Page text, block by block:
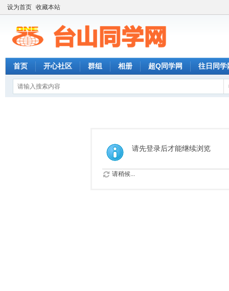
设为首页 收藏本站
首页 开心社区 群组 相册 超Q同学网 往日同学
请先登录后才能继续浏览
请稍候...